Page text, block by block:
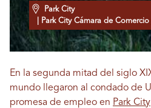
Park City
| Park City Cámara de
En la segunda mitad del siglo
mundo llegaron al condado de
promesa de empleo en Park City